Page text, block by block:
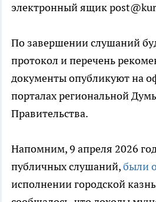
электронный ящик
По завершении слушаний
протокол и перечень
документы опубликуют на
порталах региональной
Правительства.
Напомним, 9 апреля 2026
публичных слушаний,были
исполнении городской